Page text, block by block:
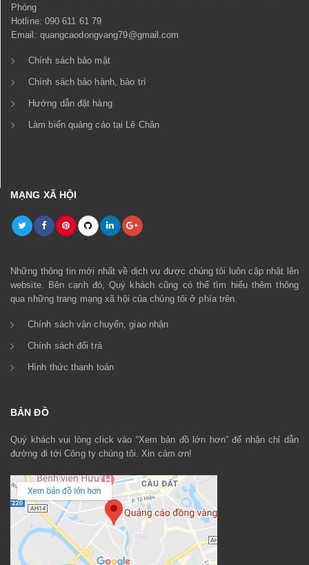
Phòng
Hotline: 090 611 61 79
Email: quangcaodongvang79@gmail.com
Chính sách bảo mật
Chính sách bảo hành, bảo trì
Hướng dẫn đặt hàng
Làm biển quảng cáo tại Lê Chân
MẠNG XÃ HỘI
Những thông tin mới nhất về dịch vụ được chúng tôi luôn cập nhật lên
website. Bên cạnh đó, Quý khách cũng có thể tìm hiểu thêm thông
qua những trang mạng xã hội của chúng tôi ở phía trên.
Chính sách vận chuyển, giao nhận
Chính sách đổi trả
Hình thức thanh toán
BẢN ĐỒ
Quý khách vui lòng click vào “Xem bản đồ lớn hơn” để nhận chỉ dẫn
đường đi tới Công ty chúng tôi. Xin cảm ơn!